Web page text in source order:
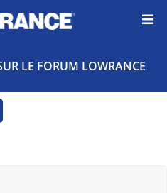
LE FORUM LOWRANCE